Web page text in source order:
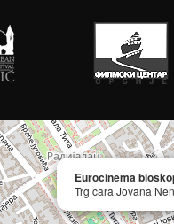
Eurocinema
Trg cara Jovana